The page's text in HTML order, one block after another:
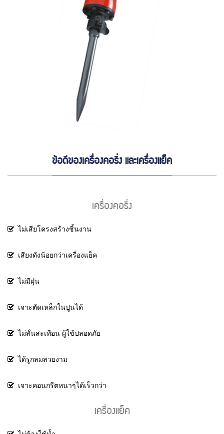
ข้อดีของเครื่องคอริ่ง และเครื่องแย็ค
เครื่องคอริ่ง
ไม่เสียโครงสร้างชิ้นงาน
เสียงดังน้อยกว่าเครื่องแย็ค
ไม่มีฝุ่น
เจาะตัดเหล็กในปูนได้
ไม่สั่นสะเทือน ผู้ใช้ปลอดภัย
ได้รูกลมสวยงาม
เจาะคอนกรีตหนาๆได้เร็วกว่า
เครื่องแย็ค